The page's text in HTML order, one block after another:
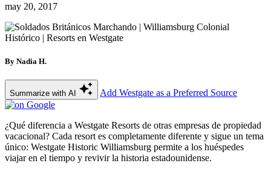
may 20, 2017
By Nadia H.
Summarize with AI Add Westgate as a Preferred Source
¿Qué diferencia a Westgate Resorts de otras empresas de propiedad
vacacional? Cada resort es completamente diferente y sigue un tema
único: Westgate Historic Williamsburg permite a los huéspedes
viajar en el tiempo y revivir la historia estadounidense.